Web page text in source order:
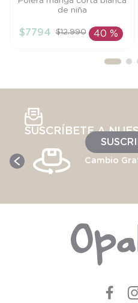
AÑADIR AL
de niña
$7794 $12.990 40 %
SUSCRÍBETE A
Cambio